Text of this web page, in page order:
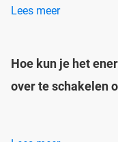
Lees meer
Hoe kun je het
over te schakelen